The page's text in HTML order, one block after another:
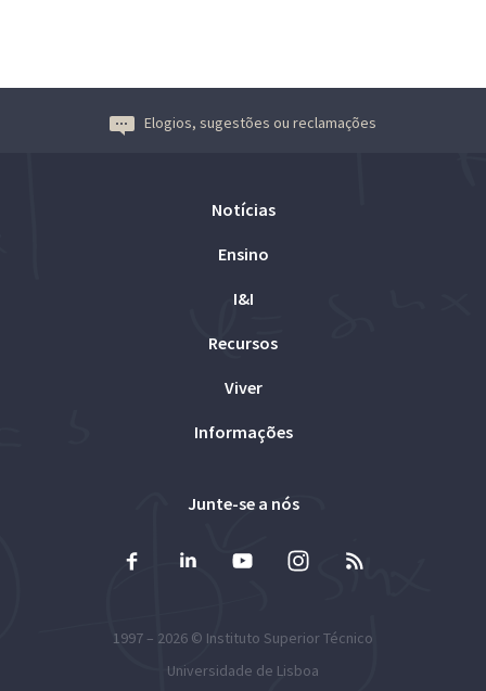
Elogios, sugestões ou reclamações
Notícias
Ensino
I&I
Recursos
Viver
Informações
Junte-se a nós
1997 – 2026 © Instituto Superior Técnico
Universidade de Lisboa